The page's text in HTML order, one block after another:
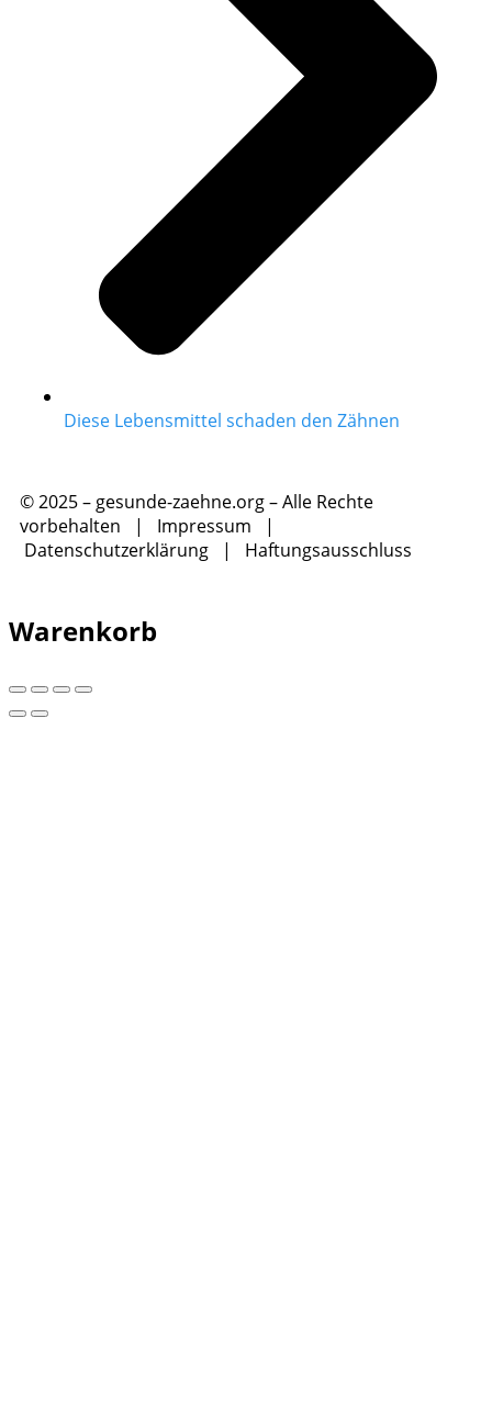
Diese Lebensmittel schaden den Zähnen
© 2025 – gesunde-zaehne.org – Alle Rechte
vorbehalten | Impressum |
Datenschutzerklärung | Haftungsausschluss
Warenkorb